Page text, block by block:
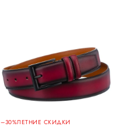
–30%ЛЕТНИЕ СКИДКИ